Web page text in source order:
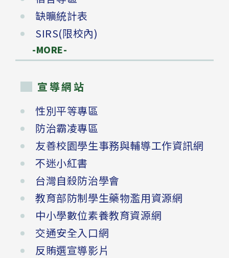
缺曠統計表
SIRS(限校內)
-MORE-
宣導網站
性別平等專區
防治霸凌專區
友善校園學生事務與輔導工作資訊網
不迷小紅書
台灣自殺防治學會
教育部防制學生藥物濫用資源網
中小學數位素養教育資源網
交通安全入口網
反賄選宣導影片